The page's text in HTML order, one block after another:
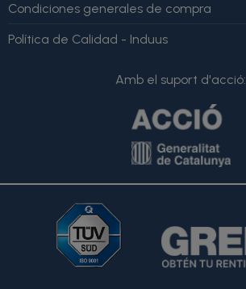
Condiciones generales de compra
Política de Calidad - Induus
Amb el suport d'acció: